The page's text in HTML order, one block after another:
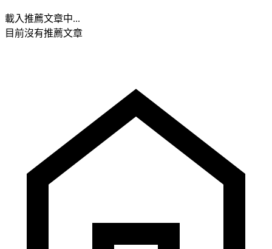
載入推薦文章中...
目前沒有推薦文章